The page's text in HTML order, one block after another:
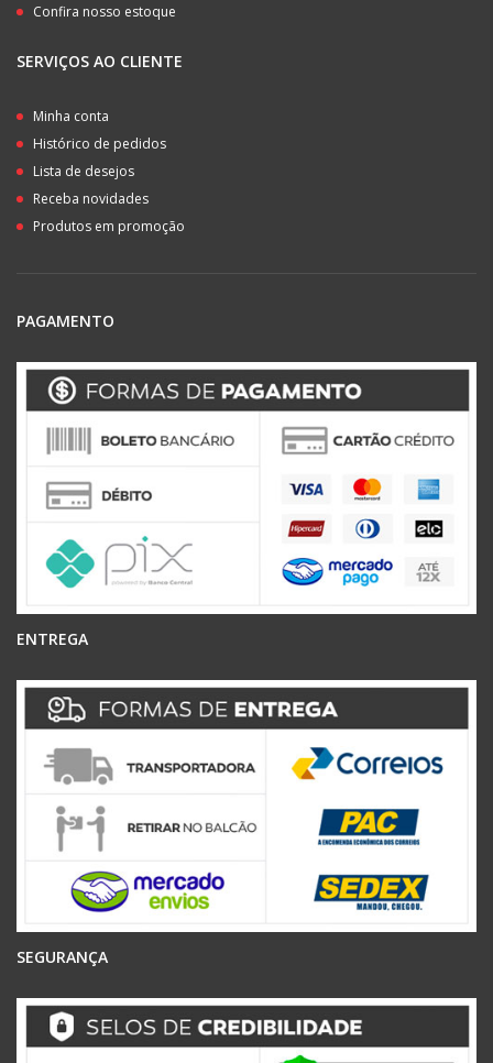
Confira nosso estoque
SERVIÇOS AO CLIENTE
Minha conta
Histórico de pedidos
Lista de desejos
Receba novidades
Produtos em promoção
PAGAMENTO
ENTREGA
SEGURANÇA